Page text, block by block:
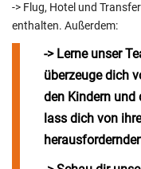
-> Flug, Hotel und
enthalten. Außerdem:
-> Lerne unser
überzeuge dich
den Kindern und
lass dich von